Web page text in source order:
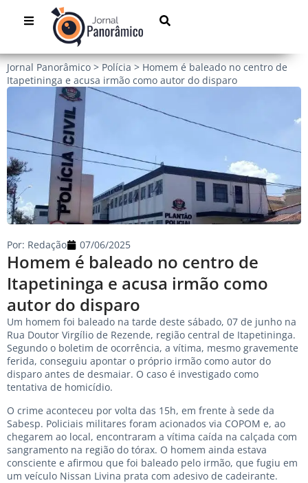
Jornal Panorâmico > Polícia > Homem é baleado no centro de
Itapetininga e acusa irmão como autor do disparo
Homem é baleado no centro de
Itapetininga e acusa irmão como
autor do disparo
Por: Redação 07/06/2025
Um homem foi baleado na tarde deste sábado, 07 de junho na
Rua Doutor Virgílio de Rezende, região central de Itapetininga.
Segundo o boletim de ocorrência, a vítima, mesmo gravemente
ferida, conseguiu apontar o próprio irmão como autor do
disparo antes de desmaiar. O caso é investigado como
tentativa de homicídio.
O crime aconteceu por volta das 15h, em frente à sede da
Sabesp. Policiais militares foram acionados via COPOM e, ao
chegarem ao local, encontraram a vítima caída na calçada com
sangramento na região do tórax. O homem ainda estava
consciente e afirmou que foi baleado pelo irmão, que fugiu em
um veículo Nissan Livina prata com adesivo de cadeirante.